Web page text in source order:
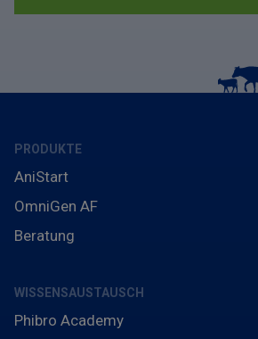
PRODUKTE
AniStart
OmniGen AF
Beratung
WISSENSAUSTAUSCH
Phibro Academy